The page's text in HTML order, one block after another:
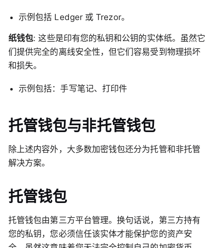
示例包括 Ledger 或 Trezor。
纸钱包: 这些是印有您的私钥和公钥的实体纸。虽然它
们提供完全的离线安全性，但它们容易受到物理损坏
和损失。
示例包括：手写笔记、打印件
托管钱包与非托管钱包
除上述内容外，大多数加密钱包还分为托管和非托管
解决方案。
托管钱包
托管钱包由第三方平台管理。换句话说，第三方持有
您的私钥，您必须信任该实体才能保护您的资产安